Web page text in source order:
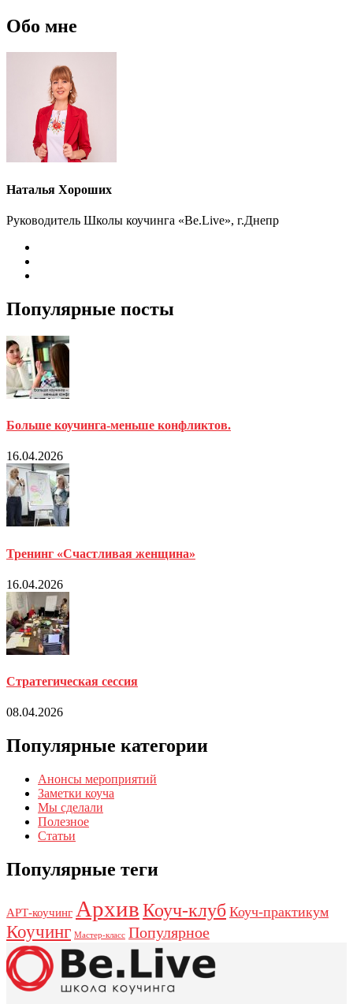
Обо мне
Наталья Хороших
Руководитель Школы коучинга «Be.Live», г.Днепр
Популярные посты
Больше коучинга-меньше конфликтов.
16.04.2026
Тренинг «Счастливая женщина»
16.04.2026
Стратегическая сессия
08.04.2026
Популярные категории
Анонсы мероприятий
Заметки коуча
Мы сделали
Полезное
Статьи
Популярные теги
АРТ-коучинг АрхивКоуч-клуб Коуч-практикум
Коучинг Мастер-класс Популярное